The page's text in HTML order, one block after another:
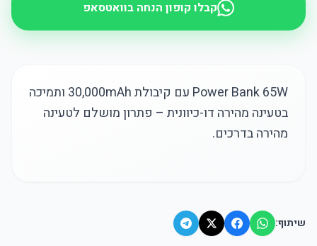
קבלו קופון הנחה בוואטסאפ
Power Bank 65W עם קיבולת 30,000mAh ותמיכה
בטעינה מהירה דו-כיוונית – פתרון מושלם לטעינה
מהירה בדרכים.
שיתוף: